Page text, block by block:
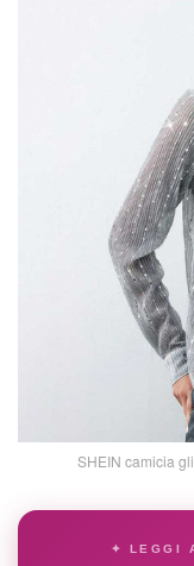
SHEIN camicia
✦ LEGGI